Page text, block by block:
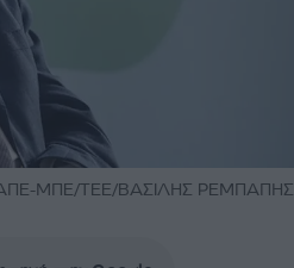
/ΑΠΕ-ΜΠΕ/ΤΕΕ/ΒΑΣΙΛΗΣ ΡΕΜΠΑΠΗΣ